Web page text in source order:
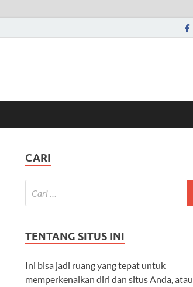
CARI
TENTANG SITUS INI
Ini bisa jadi ruang yang tepat untuk
memperkenalkan diri dan situs Anda, atau